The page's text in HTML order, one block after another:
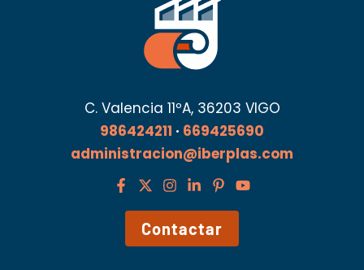
C. Valencia 11ºA, 36203 VIGO
986424211 · 669425690
administracion@iberplas.com
Contactar